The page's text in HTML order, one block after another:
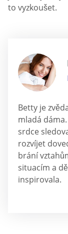
to vyzkoušet.
Betty je
mladá
srdce
rozvíjet
brání
situacím a
inspirovala.